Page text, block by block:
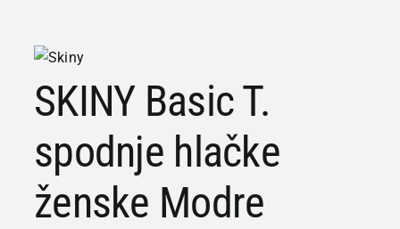
SKINY Basic T.
spodnje hlačke
ženske Modre